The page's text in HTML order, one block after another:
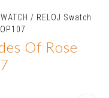
/ RELOJ Swatch
Of Rose